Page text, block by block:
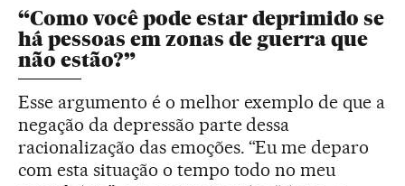
“Como você pode estar deprimido se
há pessoas em zonas de guerra que
não estão?”
Esse argumento é o melhor exemplo de que a
negação da depressão parte dessa
racionalização das emoções. “Eu me deparo
com esta situação o tempo todo no meu